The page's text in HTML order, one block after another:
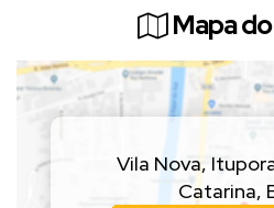
(Valor sujeito a alteração sem aviso
📲Entre em contato para mais
uma visita!
Mapa
Vila Nova,
Catarina,